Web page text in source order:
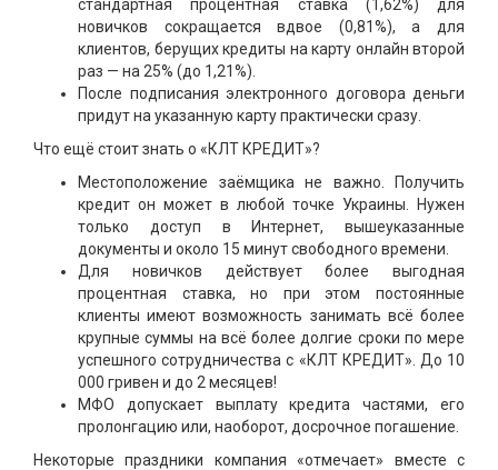
стандартная процентная ставка (1,62%) для
новичков сокращается вдвое (0,81%), а для
клиентов, берущих кредиты на карту онлайн второй
раз — на 25% (до 1,21%).
После подписания электронного договора деньги
придут на указанную карту практически сразу.
Что ещё стоит знать о «КЛТ КРЕДИТ»?
Местоположение заёмщика не важно. Получить
кредит он может в любой точке Украины. Нужен
только доступ в Интернет, вышеуказанные
документы и около 15 минут свободного времени.
Для новичков действует более выгодная
процентная ставка, но при этом постоянные
клиенты имеют возможность занимать всё более
крупные суммы на всё более долгие сроки по мере
успешного сотрудничества с «КЛТ КРЕДИТ». До 10
000 гривен и до 2 месяцев!
МФО допускает выплату кредита частями, его
пролонгацию или, наоборот, досрочное погашение.
Некоторые праздники компания «отмечает» вместе с